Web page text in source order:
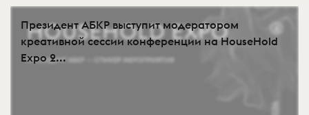
Президент АБКР выступит модератором
креативной сессии конференции на HouseHold
Expo 2...